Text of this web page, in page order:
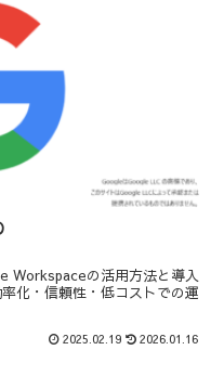
Workspaceの活用方法と導入
化・信頼性・低コストでの運
2025.02.19 2026.01.16